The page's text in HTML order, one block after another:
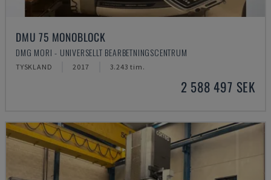
DMU 75 MONOBLOCK
DMG MORI - UNIVERSELLT BEARBETNINGSCENTRUM
TYSKLAND 2017 3.243 tim.
2 588 497 SEK